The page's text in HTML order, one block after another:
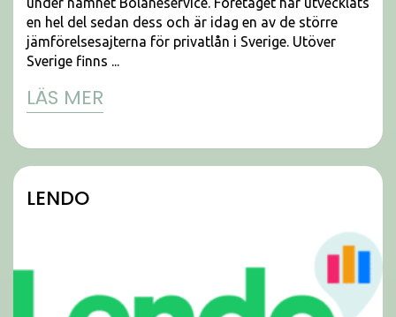
en hel del sedan dess och är idag en av de större
jämförelsesajterna för privatlån i Sverige. Utöver
Sverige finns ...
LÄS MER
LENDO